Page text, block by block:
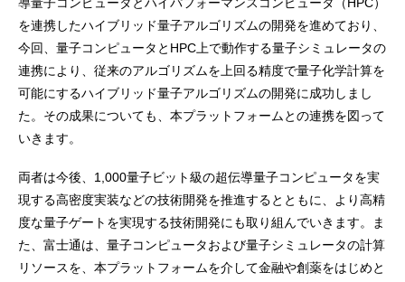
を連携したハイブリッド量子アルゴリズムの開発を進めており、
今回、量子コンピュータとHPC上で動作する量子シミュレータの
連携により、従来のアルゴリズムを上回る精度で量子化学計算を
可能にするハイブリッド量子アルゴリズムの開発に成功しまし
た。その成果についても、本プラットフォームとの連携を図って
いきます。
両者は今後、1,000量子ビット級の超伝導量子コンピュータを実
現する高密度実装などの技術開発を推進するとともに、より高精
度な量子ゲートを実現する技術開発にも取り組んでいきます。ま
た、富士通は、量子コンピュータおよび量子シミュレータの計算
リソースを、本プラットフォームを介して金融や創薬をはじめと